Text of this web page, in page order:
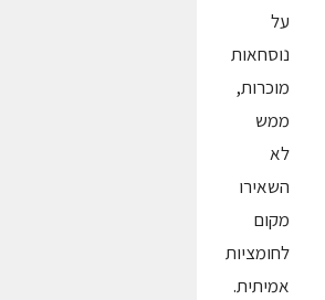
על
נוסחאות
מוכרות,
ממש
לא
השאירו
מקום
לחומציות
אמיתית.